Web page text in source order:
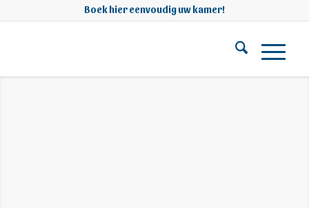
Boek hier eenvoudig uw kamer!